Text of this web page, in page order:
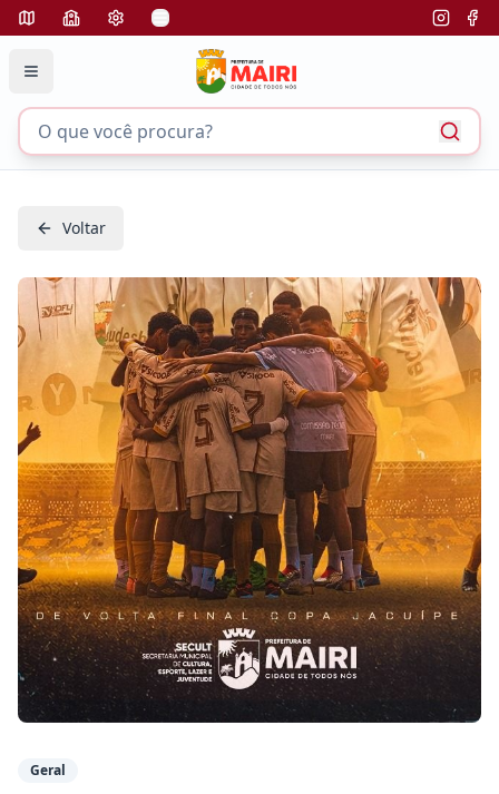
Voltar
Geral